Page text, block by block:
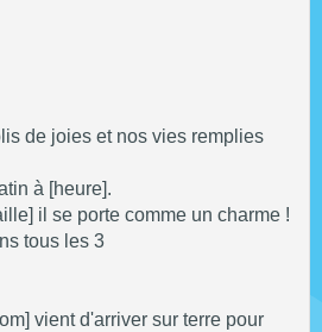
de joies et nos vies remplies
à [heure].
il se porte comme un charme !
tous les 3
vient d'arriver sur terre pour